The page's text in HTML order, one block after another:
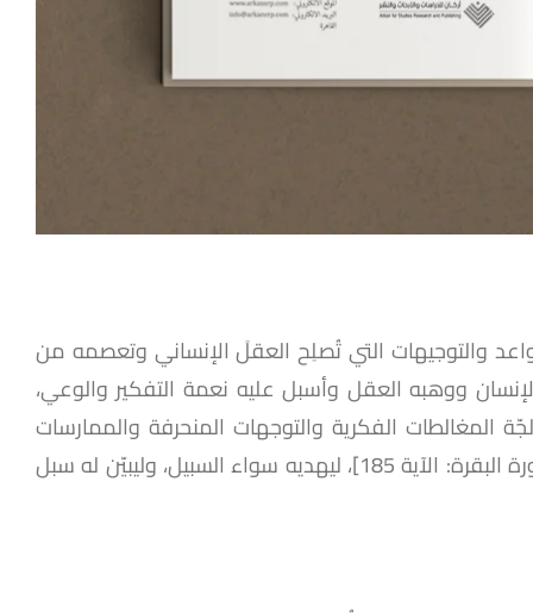
والتوجيهات التي تُصلِح العقلَ الإنساني وتعصمه من
ووهبه العقل وأسبل عليه نعمة التفكير والوعي،
الفكرية والتوجهات المنحرفة والممارسات
[سورة البقرة: الآية 185]، ليهديه سواء السبيل، وليبيّن له سبل